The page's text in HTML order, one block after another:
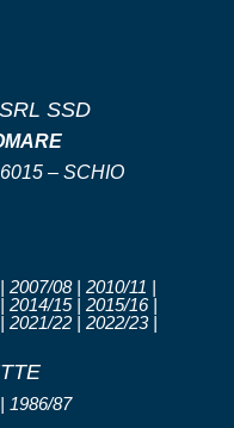
SSD
– SCHIO
2007/08 | 2010/11 |
2014/15 | 2015/16 |
2021/22 | 2022/23 |
1986/87